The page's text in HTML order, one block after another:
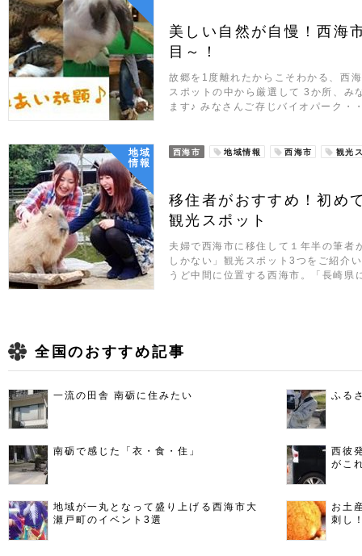
美しい自然が自慢！西海
目～！
故郷を1度離れたからこそわかる、西
スポットの中から厳選して 3か所、み
ます♪ みなさんご存じバイオパーク・
地域
情報
西海市 地域情報 西海市 観光
移住者がおすすめ！初め
観光スポット
夫婦で西海市に移住して１年半の筆者
しかない」観光スポット3つをご紹介
うど中間に位置する西海市。「長崎
全国のおすすめ記事
一流の田舎 南砺に住みたい ふる
南砺で感じた「衣・食・住」
西彼
がこ
地域が一丸となって盛り上げる西海市大
瀬戸町のイベント3選
お土
刺し